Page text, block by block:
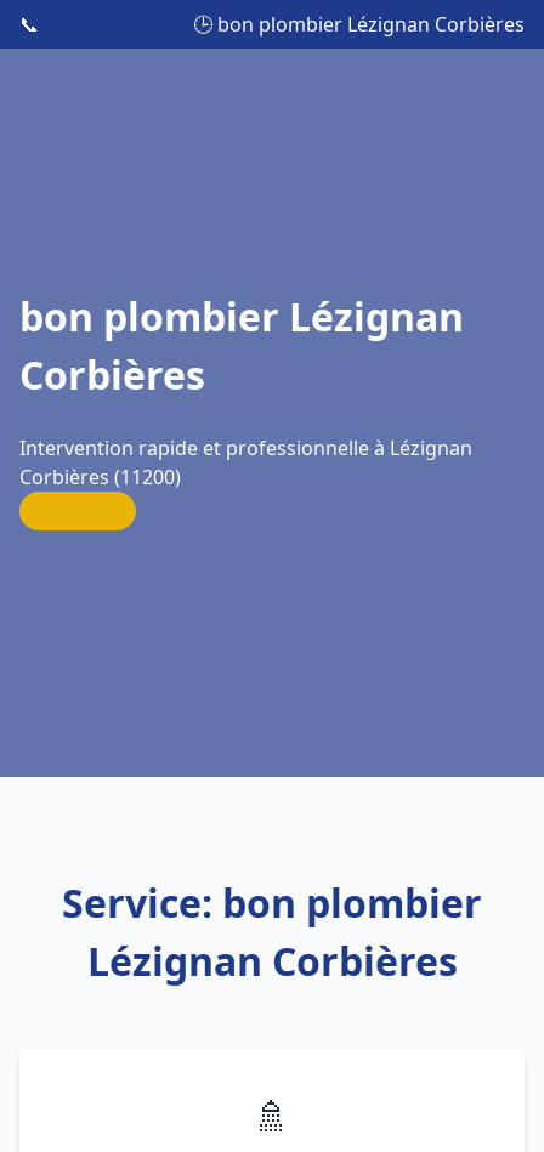
📞 🕒 bon plombier Lézignan Corbières
bon plombier Lézignan
Corbières
Intervention rapide et professionnelle à Lézignan
Corbières (11200)
Service: bon plombier
Lézignan Corbières
🚿